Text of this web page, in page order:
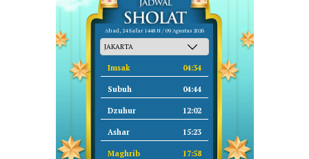
Ahad, 24 Safar 1448 H / 09 Agustus 2026
Imsak 04:34
Subuh 04:44
Dzuhur 12:02
Ashar 15:23
Maghrib 17:58